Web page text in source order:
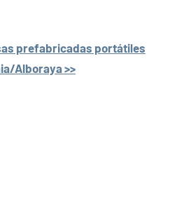
prefabricadas portátiles
Alboraya >>